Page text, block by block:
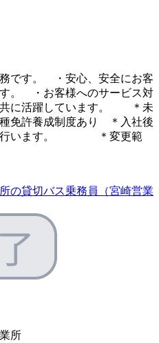
務です。 ・安心、安全にお客
。 ・お客様へのサービス対
に活躍しています。 ＊未
免許養成制度あり ＊入社後
を行います。 ＊変更範
の貸切バス乗務員（宮崎営業
所